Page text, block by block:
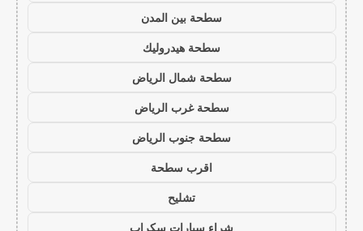
سطحة بين المدن
سطحة هيدروليك
سطحة شمال الرياض
سطحة غرب الرياض
سطحة جنوب الرياض
اقرب سطحة
تشليح
شراء سيارات سكراب